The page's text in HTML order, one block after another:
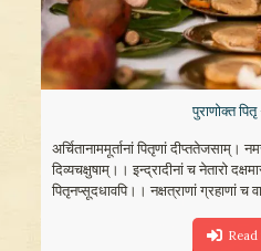
पुराणोक्त
अर्चितानाममूर्तानां पितृणां दीप्ततेजसाम्।
दिव्यचक्षुषाम्।। इन्द्रादीनां च नेतारो
पितृनप्सूदधावपि।। नक्षत्राणां ग्रहाणां च
Read